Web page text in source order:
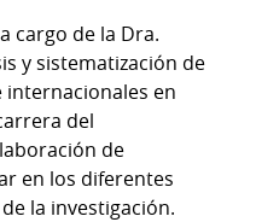
cargo de la Dra.
y sistematización de
internacionales en
del
de
en los diferentes
la investigación.